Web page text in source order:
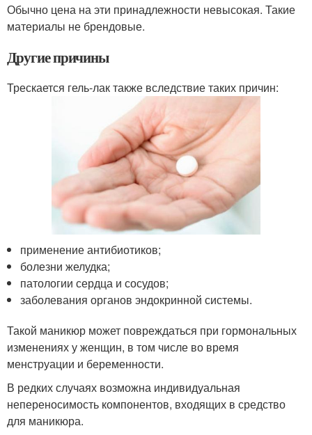
Обычно цена на эти принадлежности невысокая. Такие
материалы не брендовые.
Другие причины
Трескается гель-лак также вследствие таких причин:
применение антибиотиков;
болезни желудка;
патологии сердца и сосудов;
заболевания органов эндокринной системы.
Такой маникюр может повреждаться при гормональных
изменениях у женщин, в том числе во время
менструации и беременности.
В редких случаях возможна индивидуальная
непереносимость компонентов, входящих в средство
для маникюра.